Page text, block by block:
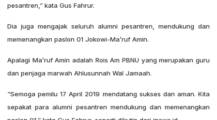
pesantren,” kata Gus Fahrur.
Dia juga mengajak seluruh alumni pesantren, mendukung dan
memenangkan paslon 01 Jokowi-Ma’ruf Amin.
Apalagi Ma’ruf Amin adalah Rois Am PBNU yang merupakan guru
dan penjaga marwah Ahlusunnah Wal Jamaah.
“Semoga pemilu 17 April 2019 mendatang sukses dan aman. Kita
sepakat para alumni pesantren mendukung dan memenangkan